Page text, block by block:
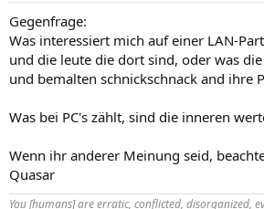
Gegenfrage:
Was interessiert mich auf einer LAN-
und die leute die dort sind, oder was
und bemalten schnickschnack and ihre
Was bei PC's zählt, sind die inneren
Wenn ihr anderer Meinung seid,
Quasar
You [humans] are erratic, conflicted, disorganized,